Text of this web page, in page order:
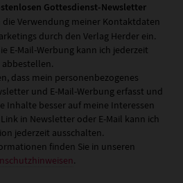
Gottesdienst-Newsletter
Verwendung meiner Kontaktdaten
durch den Verlag Herder ein.
E-Mail-Werbung kann ich jederzeit
abbestellen.
dass mein personenbezogenes
und E-Mail-Werbung erfasst und
Inhalte besser auf meine Interessen
in Newsletter oder E-Mail kann ich
jederzeit ausschalten.
finden Sie in unseren
.